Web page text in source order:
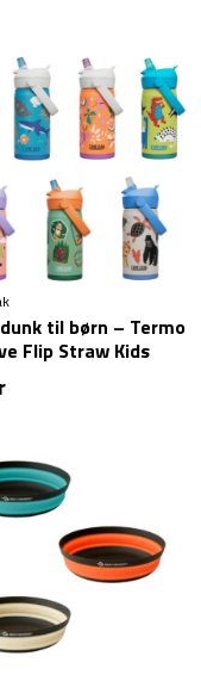
til børn – Termo
Flip Straw Kids
ml